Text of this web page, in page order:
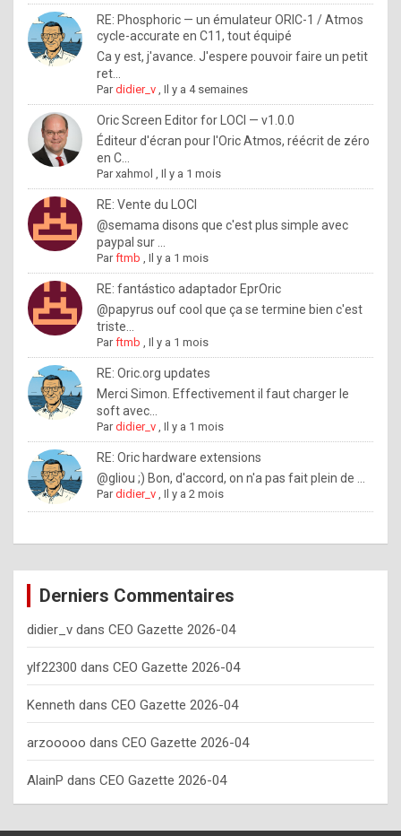
.
I
f
y
o
u
w
a
n
t
o
n
o
w
h
o
w
o
e
y
o
u
s
h
o
RE: Phosphoric — un émulateur ORIC-1 / Atmos
cycle-accurate en C11, tout équipé
Ca y est, j'avance. J'espere pouvoir faire un petit
ret...
Pardidier_v ,Il y a 4 semaines
Oric Screen Editor for LOCI — v1.0.0
Éditeur d'écran pour l'Oric Atmos, réécrit de zéro
en C...
Parxahmol ,Il y a 1 mois
RE: Vente du LOCI
@semama disons que c'est plus simple avec
paypal sur ...
Parftmb ,Il y a 1 mois
RE: fantástico adaptador EprOric
@papyrus ouf cool que ça se termine bien c'est
triste...
Parftmb ,Il y a 1 mois
RE: Oric.org updates
Merci Simon. Effectivement il faut charger le
soft avec...
Pardidier_v ,Il y a 1 mois
RE: Oric hardware extensions
@gliou ;) Bon, d'accord, on n'a pas fait plein de ...
Pardidier_v ,Il y a 2 mois
Derniers Commentaires
didier_v dans CEO Gazette 2026-04
ylf22300 dans CEO Gazette 2026-04
Kenneth dans CEO Gazette 2026-04
arzooooo dans CEO Gazette 2026-04
AlainP dans CEO Gazette 2026-04